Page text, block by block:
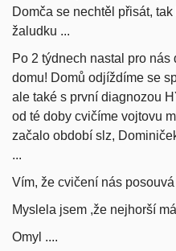
Domča se nechtěl přisát,
žaludku ...
Po 2 týdnech nastal pro
domu! Domů odjíždíme se
ale také s první diagnozou
od té doby cvičíme vojtovu
začalo období slz,
...
Vím, že cvičení nás
Myslela jsem ,že nejhorší
Omyl ....